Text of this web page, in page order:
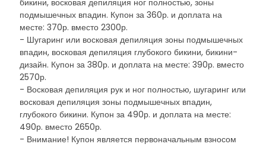
бикини, восковая депиляция ног полностью, зоны
подмышечных впадин. Купон за 360р. и доплата на
месте: 370р. вместо 2300р.
- Шугаринг или восковая депиляция зоны подмышечных
впадин, восковая депиляция глубокого бикини, бикини-
дизайн. Купон за 380р. и доплата на месте: 390р. вместо
2570р.
- Восковая депиляция рук и ног полностью, шугаринг или
восковая депиляция зоны подмышечных впадин,
глубокого бикини. Купон за 490р. и доплата на месте:
490р. вместо 2650р.
- Внимание! Купон является первоначальным взносом